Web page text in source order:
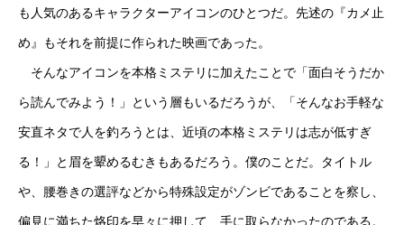
も人気のあるキャラクターアイコンのひとつだ。先述の『カメ止
め』もそれを前提に作られた映画であった。
そんなアイコンを本格ミステリに加えたことで「面白そうだか
ら読んでみよう！」という層もいるだろうが、「そんなお手軽な
安直ネタで人を釣ろうとは、近頃の本格ミステリは志が低すぎ
る！」と眉を顰めるむきもあるだろう。僕のことだ。タイトル
や、腰巻きの選評などから特殊設定がゾンビであることを察し、
偏見に満ちた烙印を早々に押して、手に取らなかったのである。